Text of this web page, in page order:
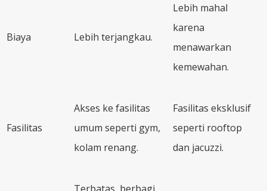
Biaya Lebih terjangkau.
Lebih mahal
karena
menawarkan
kemewahan.
Fasilitas
Akses ke fasilitas
umum seperti gym,
kolam renang.
Fasilitas eksklusif
seperti rooftop
dan jacuzzi.